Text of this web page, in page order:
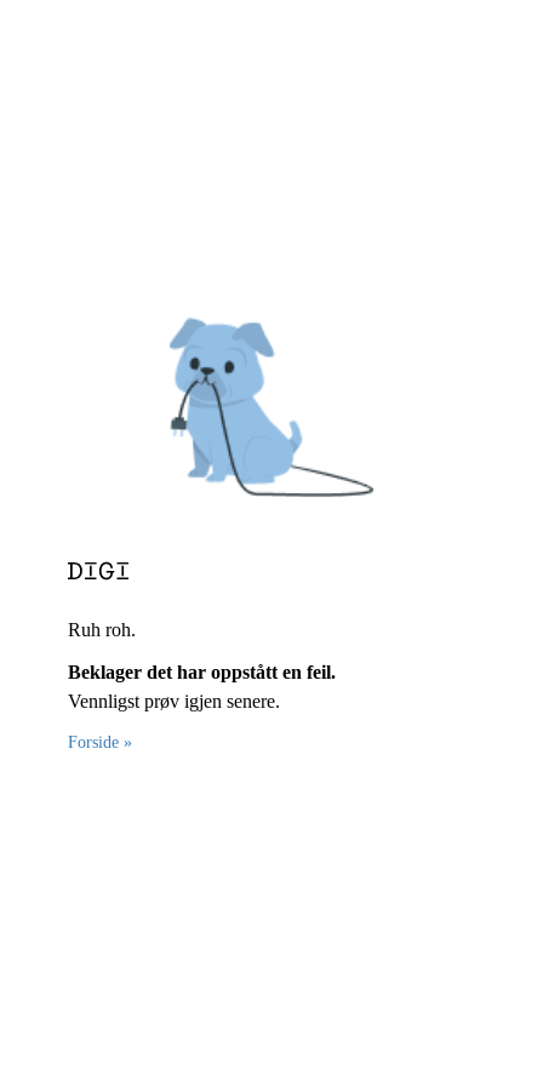
Ruh roh.
Beklager det har oppstått en feil.
Vennligst prøv igjen senere.
Forside »